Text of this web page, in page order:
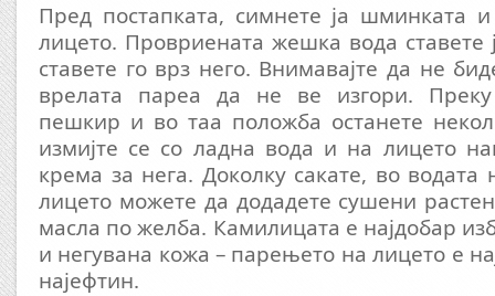
Пред постапката, симнете ја шминката
лицето. Провриената жешка вода ставете
ставете го врз него. Внимавајте да не
врелата пареа да не ве изгори. Преку
пешкир и во таа положба останете
измијте се со ладна вода и на лицето
крема за нега. Доколку сакате, во водата
лицето можете да додадете сушени
масла по желба. Камилицата е најдобар
и негувана кожа – парењето на лицето е
најефтин.